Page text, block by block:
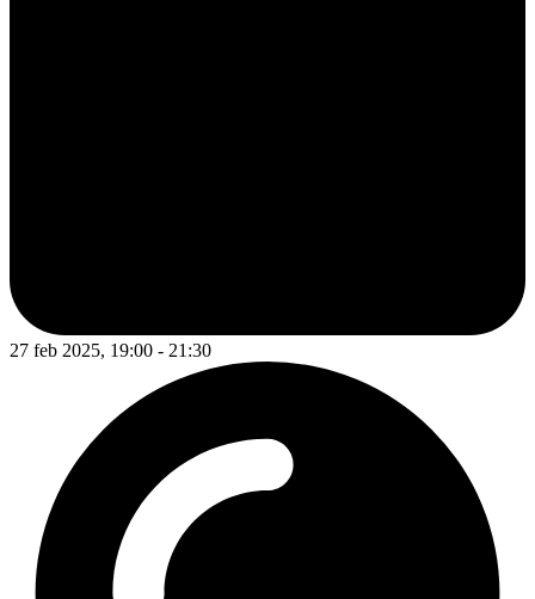
27 feb 2025, 19:00 - 21:30